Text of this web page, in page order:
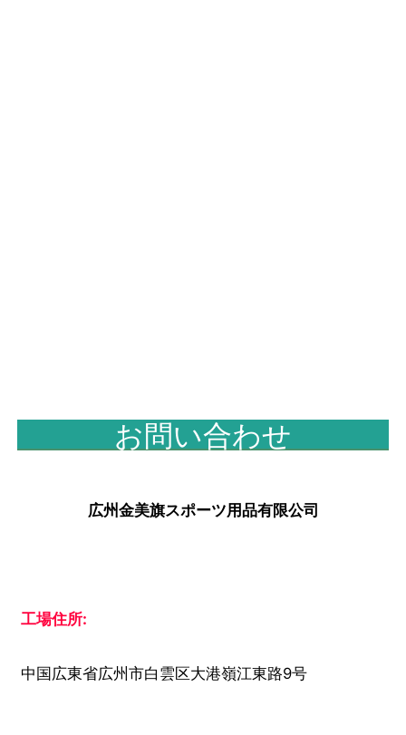
お問い合わせ
広州金美旗スポーツ用品有限公司
工場住所:
中国広東省広州市白雲区大港嶺江東路9号